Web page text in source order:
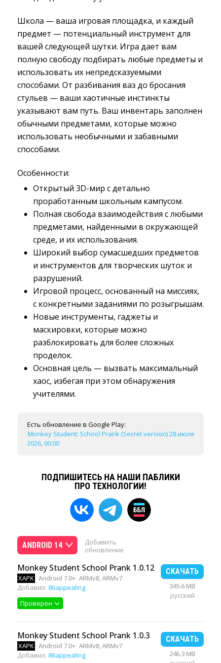
Школа — ваша игровая площадка, и каждый
предмет — потенциальный инструмент для
вашей следующей шутки. Игра дает вам
полную свободу подбирать любые предметы и
использовать их непредсказуемыми
способами. От разбивания ваз до бросания
стульев — ваши хаотичные инстинкты
указывают вам путь. Ваш инвентарь заполнен
обычными предметами, которые можно
использовать необычными и забавными
способами.
Особенности:
Открытый 3D-мир с детально
проработанным школьным кампусом.
Полная свобода взаимодействия с любыми
предметами, найденными в окружающей
среде, и их использования.
Широкий выбор сумасшедших предметов
и инструментов для творческих шуток и
разрушений.
Игровой процесс, основанный на миссиях,
с конкретными заданиями по розыгрышам.
Новые инструменты, гаджеты и
маскировки, которые можно
разблокировать для более сложных
проделок.
Основная цель — вызвать максимальный
хаос, избегая при этом обнаружения
учителями.
Есть обновление в Google Play:
Monkey Student: School Prank (Secret version) 28 июля
2026, 00:00
ПОДПИШИТЕСЬ НА НАШИ ПАБЛИКИ
ПРО ТЕХНОЛОГИИ!
ANDROID 14
Добавить
обновление
Monkey Student School Prank 1.0.12
XAPK Android 7.0+ ARMv8, ARMv7
Добавил: 86appealing
Проверен
СКАЧАТЬ
345.6 MB
русский
Monkey Student School Prank 1.0.3
XAPK Android 7.0+ ARMv8, ARMv7
Добавил: 86appealing
СКАЧАТЬ
246.3 MB